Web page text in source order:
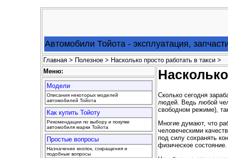
Автомобили Тойота - эксплуатация,
Главная > Полезное > Насколько просто работать в такси >
Меню:
Сколько сегодня
людей. Ведь любой
свободном режиме),
Многие думают, что
человеческими
под силу сохранять
физическое
Модели
Описания некоторых моделей
автомобилей Тойота
Как купить Тойоту
Рекомендации по выбору и покупке
автомобиля марки Тойота
Простые вопросы
Назначение кнопок, сокращения и
подобные вопросы